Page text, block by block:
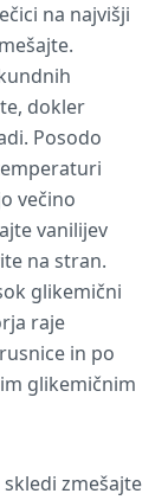
na najvišji
dokler
Posodo
večino
vanilijev
na stran.
glikemični
raje
in po
glikemičnim
skledi zmešajte